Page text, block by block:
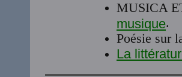
MUSICA
musique.
Poésie sur
La